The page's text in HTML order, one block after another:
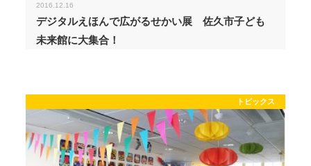
2016.12.16
デジタルえほんで広がるせかい展 佐久市子ども
未来館に大集合！
トピックス